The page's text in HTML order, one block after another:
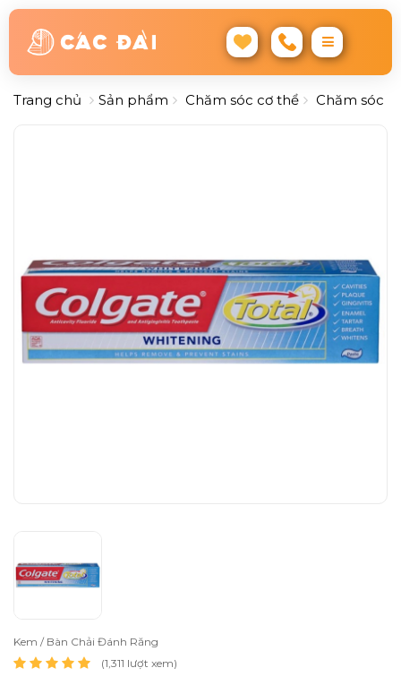
Trang chủ Sản phẩm Chăm sóc cơ thể Chăm sóc
Kem / Bàn Chải Đánh Răng
(1,311 lượt xem)